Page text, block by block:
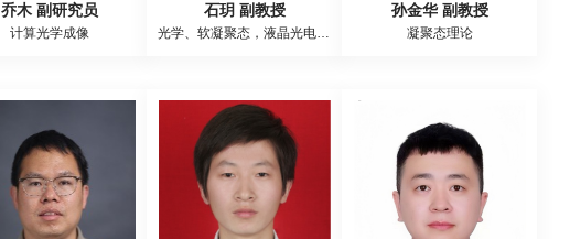
乔木 副研究员
计算光学成像
石玥 副教授
光学、软凝聚态，液晶光电器件
孙金华 副教授
凝聚态理论